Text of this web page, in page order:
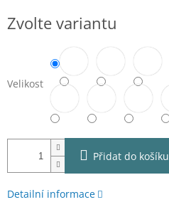
cena:
Zvolte variantu
Velikost
Přidat do košíku
Detailní informace